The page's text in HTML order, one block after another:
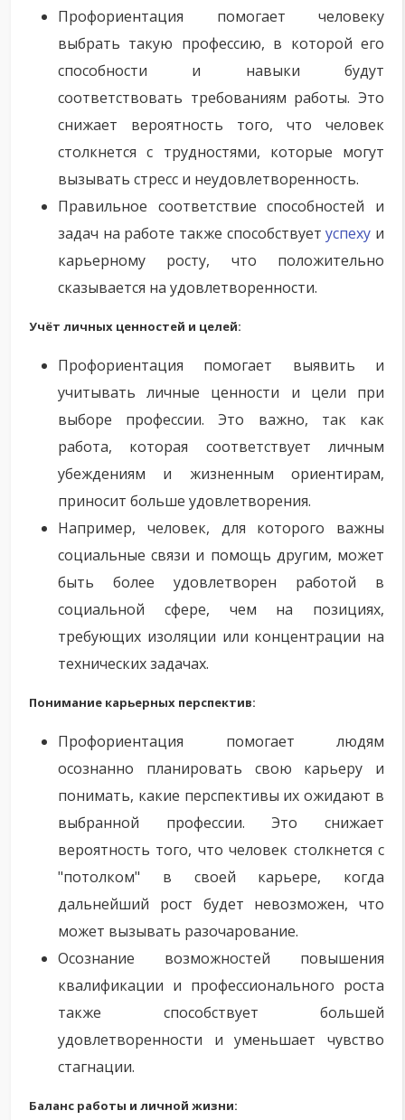
Профориентация помогает человеку
выбрать такую профессию, в которой его
способности и навыки будут
соответствовать требованиям работы. Это
снижает вероятность того, что человек
столкнется с трудностями, которые могут
вызывать стресс и неудовлетворенность.
Правильное соответствие способностей и
задач на работе также способствуетуспеху и
карьерному росту, что положительно
сказывается на удовлетворенности.
Учёт личных ценностей и целей:
Профориентация помогает выявить и
учитывать личные ценности и цели при
выборе профессии. Это важно, так как
работа, которая соответствует личным
убеждениям и жизненным ориентирам,
приносит больше удовлетворения.
Например, человек, для которого важны
социальные связи и помощь другим, может
быть более удовлетворен работой в
социальной сфере, чем на позициях,
требующих изоляции или концентрации на
технических задачах.
Понимание карьерных перспектив:
Профориентация помогает людям
осознанно планировать свою карьеру и
понимать, какие перспективы их ожидают в
выбранной профессии. Это снижает
вероятность того, что человек столкнется с
"потолком" в своей карьере, когда
дальнейший рост будет невозможен, что
может вызывать разочарование.
Осознание возможностей повышения
квалификации и профессионального роста
также способствует большей
удовлетворенности и уменьшает чувство
стагнации.
Баланс работы и личной жизни: